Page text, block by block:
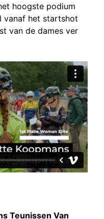
hoogste podium
vanaf het startshot
van de dames ver
Teunissen Van